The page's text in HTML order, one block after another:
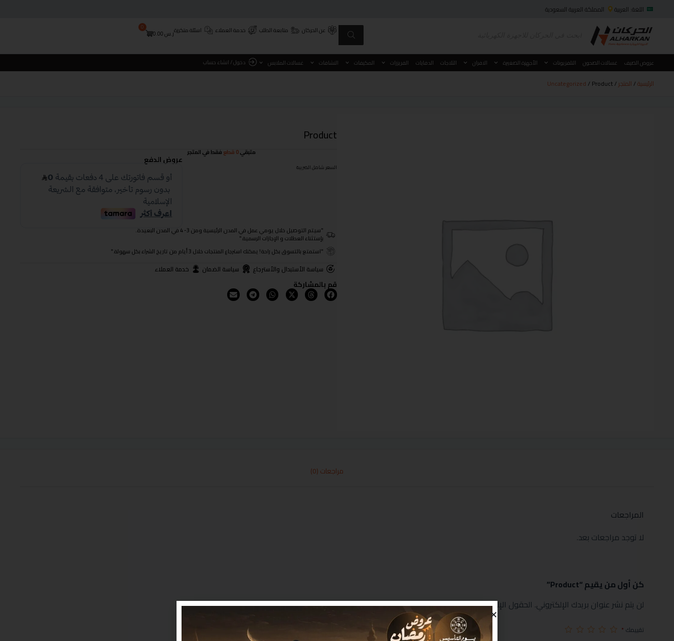
اللغة: العربية المملكة العربية السعودية
عن الحركان متابعة الطلب خدمة العملاء اسئلة متكررةر.س0.00
0
عروض الصيف غسالات الصحون التلفزيونات الأجهزة الصغيرة الافران الثلاجات الدفايات الفريزرات المكيفات النشافات غسالات الملابس دخول / انشاء حساب
الرئيسية/ المتجر /
Uncategorized / Product
Product
السعر شامل الضريبة
متبقي0 قطع فقط في المتجر
عروض الدفع
"سيتم التوصيل خلال يومي عمل في المدن الرئيسية ومن 3- 4 في المدن البعيدة.
بإستثناء العطلات و الإجازات الرسمية."
"استمتع بالتسوق بكل راحة! يمكنك استرجاع المنتجات خلال 3 أيام من تاريخ الشراء بكل سهولة."
سياسة الأستبدال والأسترجاع سياسة الضمان خدمة العملاء
قم بالمشاركة
مراجعات (0)
المراجعات
لا توجد مراجعات بعد.
كن أول من يقيم “Product”
لن يتم نشر عنوان بريدك الإلكتروني. الحقول الإلزامية مشار إليها بـ*
تقييمك *